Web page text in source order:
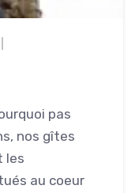
pas
nos gîtes
les
au coeur